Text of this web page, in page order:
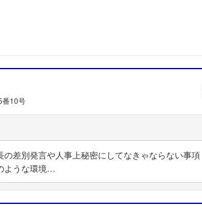
番10号
差別発言や人事上秘密にしてなきゃならない事項
ような環境…